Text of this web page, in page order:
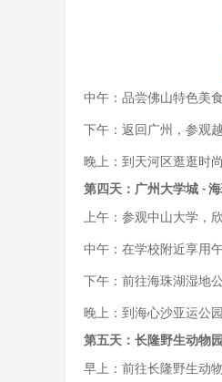
中午：品尝佛山特色美食
下午：返回广州，参观
晚上：到天河区逛逛时
第四天：广州大学城 -
上午：参观中山大学，
中午：在学校附近享用午
下午：前往海珠湖湿地
晚上：到海心沙亚运公
第五天：长隆野生动物园
早上：前往长隆野生动